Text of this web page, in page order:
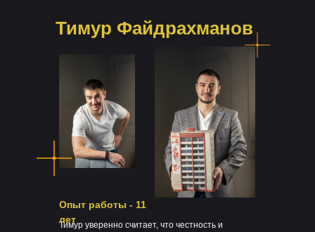
Тимур Файдрахманов
Тимур уверенно считает, что честность и
Опыт работы - 11
лет